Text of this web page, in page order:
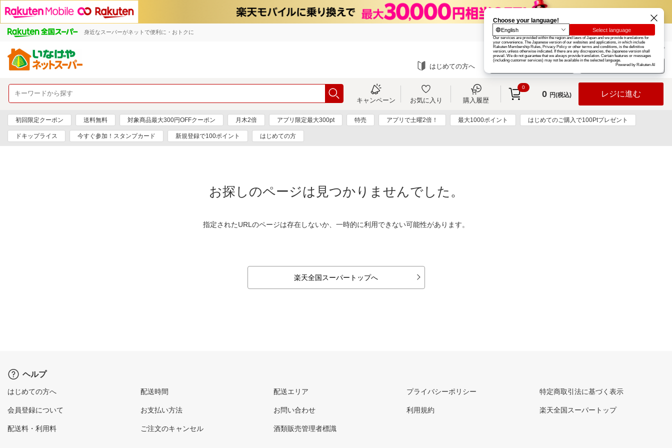
身近なスーパーがネットで便利に・おトクに 楽天グループ カード
お知らせ ヘルプ
はじめての方へ ログイン
キャンペーン お気に入り 購入履歴
0
0 円(税込) レジに進む
初回限定クーポン 送料無料 対象商品最大300円OFFクーポン 月木2倍 アプリ限定最大300pt 特売 アプリで土曜2倍！ 最大1000ポイント はじめてのご購入で100Ptプレゼント
ドキップライス 今すぐ参加！スタンプカード 新規登録で100ポイント はじめての方
お探しのページは見つかりませんでした。
指定されたURLのページは存在しないか、一時的に利用できない可能性があります。
楽天全国スーパートップへ
ヘルプ
はじめての方へ
会員登録について
配送料・利用料
配送時間
お支払い方法
ご注文のキャンセル
配送エリア
お問い合わせ
酒類販売管理者標識
プライバシーポリシー
利用規約
特定商取引法に基づく表示
楽天全国スーパートップ